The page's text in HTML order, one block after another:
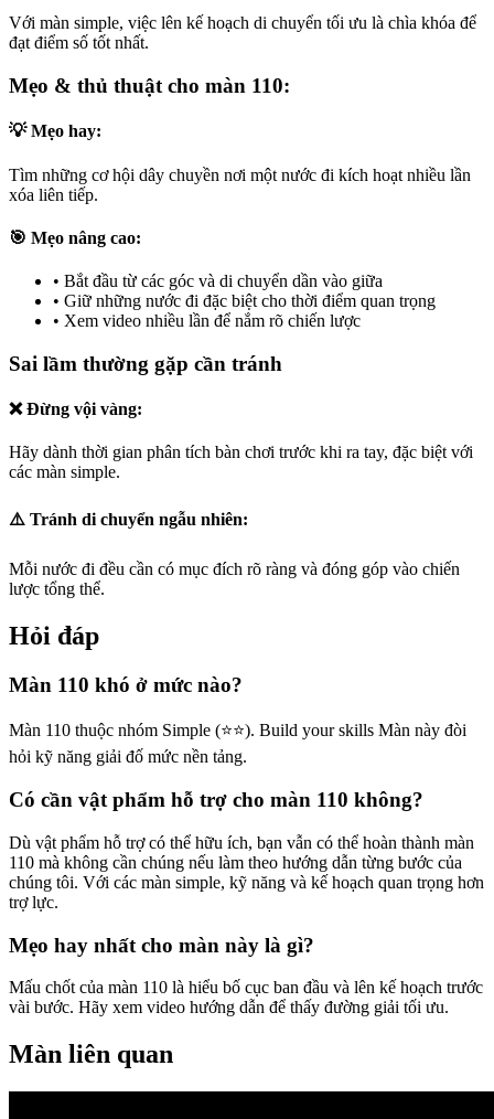
Với màn simple, việc lên kế hoạch di chuyển tối ưu là chìa khóa để
đạt điểm số tốt nhất.
Mẹo & thủ thuật cho màn 110:
💡 Mẹo hay:
Tìm những cơ hội dây chuyền nơi một nước đi kích hoạt nhiều lần
xóa liên tiếp.
🎯 Mẹo nâng cao:
• Bắt đầu từ các góc và di chuyển dần vào giữa
• Giữ những nước đi đặc biệt cho thời điểm quan trọng
• Xem video nhiều lần để nắm rõ chiến lược
Sai lầm thường gặp cần tránh
❌ Đừng vội vàng:
Hãy dành thời gian phân tích bàn chơi trước khi ra tay, đặc biệt với
các màn simple.
⚠️ Tránh di chuyển ngẫu nhiên:
Mỗi nước đi đều cần có mục đích rõ ràng và đóng góp vào chiến
lược tổng thể.
Hỏi đáp
Màn 110 khó ở mức nào?
Màn 110 thuộc nhóm Simple (⭐⭐). Build your skills Màn này đòi
hỏi kỹ năng giải đố mức nền tảng.
Có cần vật phẩm hỗ trợ cho màn 110 không?
Dù vật phẩm hỗ trợ có thể hữu ích, bạn vẫn có thể hoàn thành màn
110 mà không cần chúng nếu làm theo hướng dẫn từng bước của
chúng tôi. Với các màn simple, kỹ năng và kế hoạch quan trọng hơn
trợ lực.
Mẹo hay nhất cho màn này là gì?
Mấu chốt của màn 110 là hiểu bố cục ban đầu và lên kế hoạch trước
vài bước. Hãy xem video hướng dẫn để thấy đường giải tối ưu.
Màn liên quan